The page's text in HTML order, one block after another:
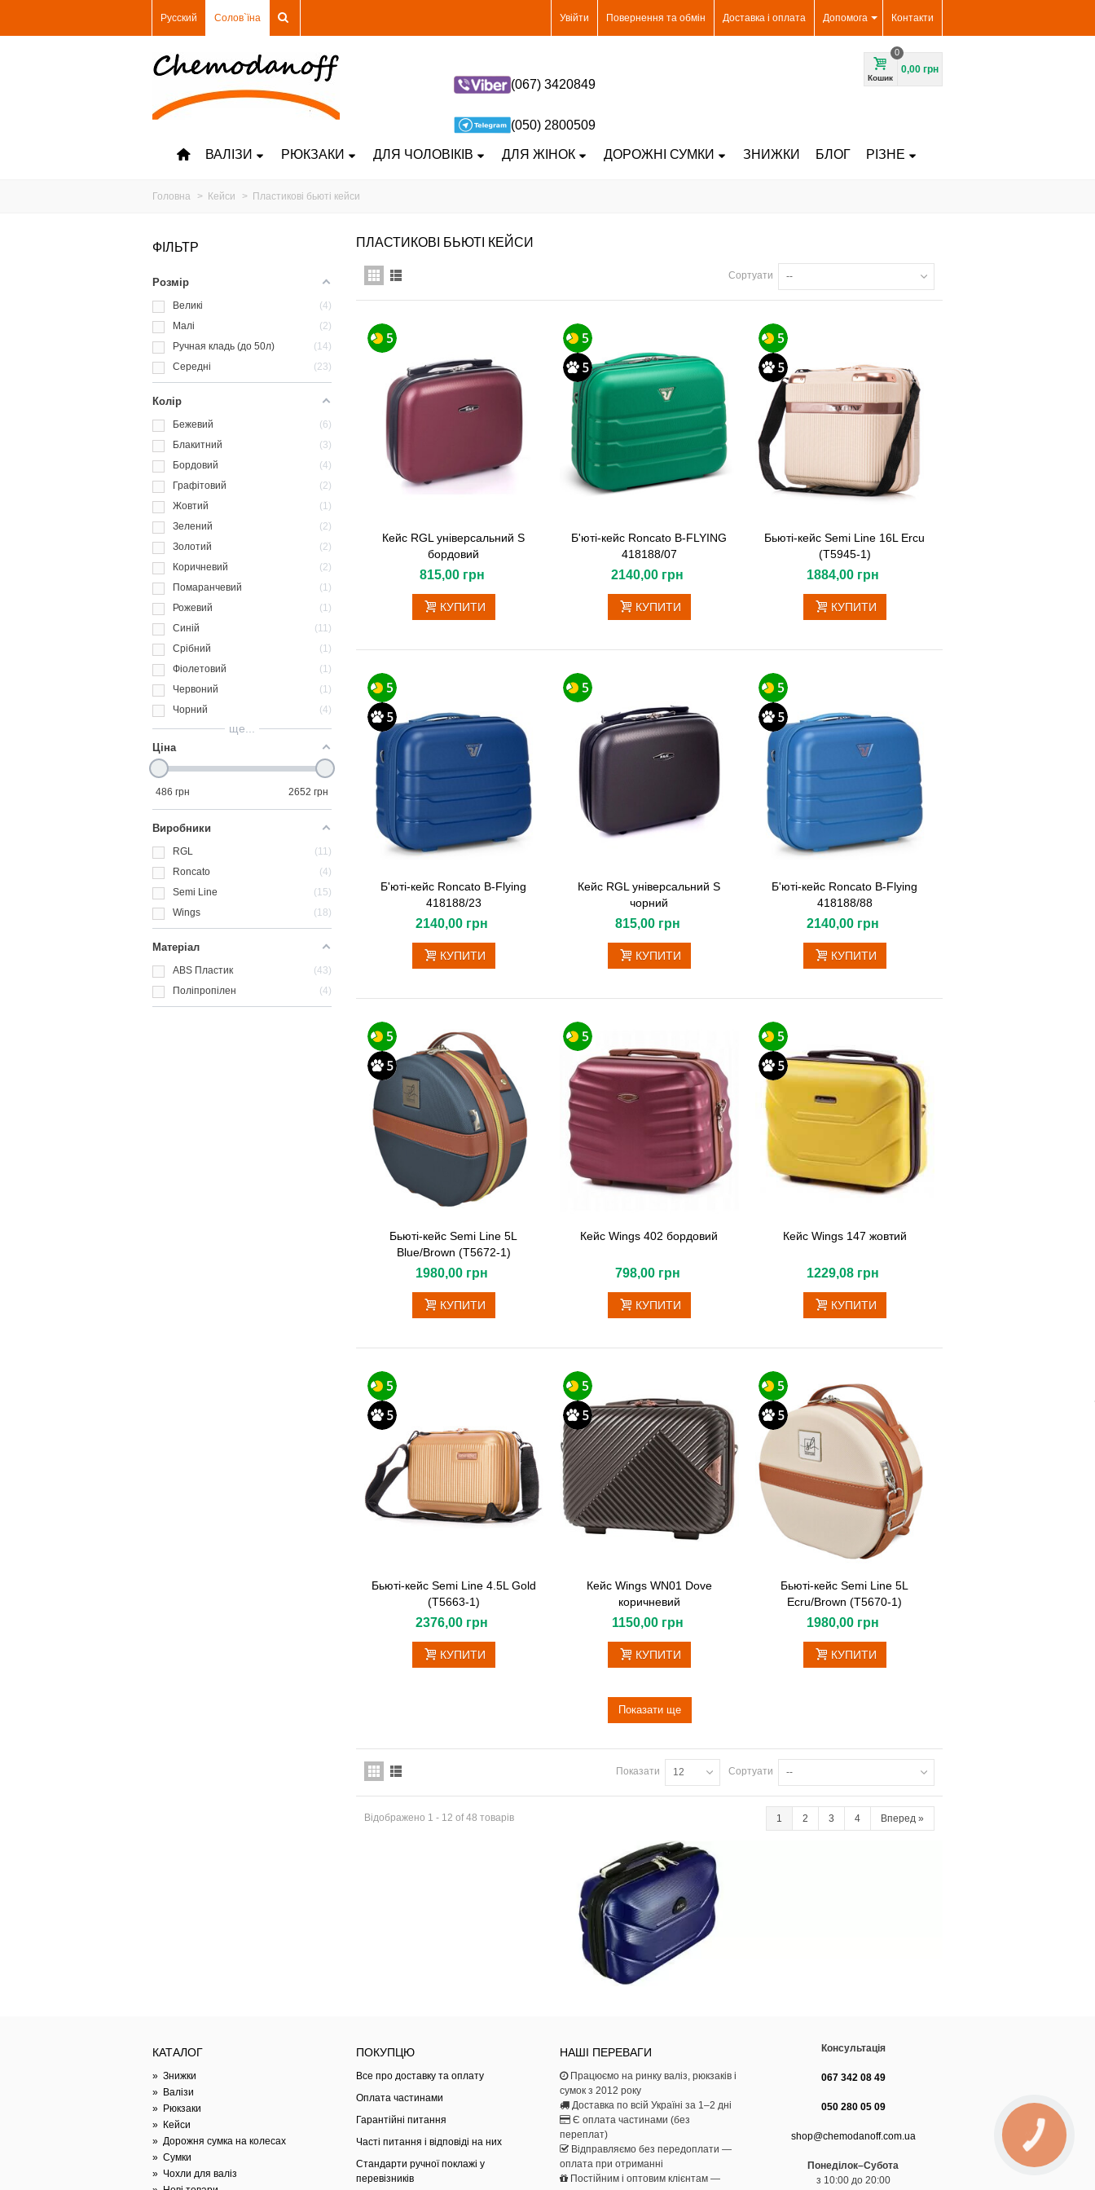
Контакти
Допомога
Доставка і оплата
Повернення та обмін
Увійти
Русский Солов`їна
(067) 3420849
(050) 2800509
Кошик
0
0,00 грн
ВАЛІЗИ РЮКЗАКИ ДЛЯ ЧОЛОВІКІВ ДЛЯ ЖІНОК ДОРОЖНІ СУМКИ ЗНИЖКИ БЛОГ РІЗНЕ
Головна > Кейси > Пластикові бьюті кейси
ФІЛЬТР
Розмір
Великі
4
Малі
2
Ручная кладь (до 50л)
14
Середні
23
Колір
Бежевий
6
Блакитний
3
Бордовий
4
Графітовий
2
Жовтий
1
Зелений
2
Золотий
2
Коричневий
2
Помаранчевий
1
Рожевий
1
Синій
11
Срібний
1
Фіолетовий
1
Червоний
1
Чорний
4
ще...
Ціна
486 грн 2652 грн
Виробники
RGL
11
Roncato
4
Semi Line
15
Wings
18
Матеріал
ABS Пластик
43
Поліпропілен
4
ПЛАСТИКОВІ БЬЮТІ КЕЙСИ
Сортуати --
Кейс RGL універсальний S
бордовий
815,00 грн
КУПИТИ
Б'юті-кейс Roncato B-FLYING
418188/07
2140,00 грн
КУПИТИ
Бьюті-кейс Semi Line 16L Ercu
(T5945-1)
1884,00 грн
КУПИТИ
Б'юті-кейс Roncato B-Flying
418188/23
2140,00 грн
КУПИТИ
Кейс RGL універсальний S
чорний
815,00 грн
КУПИТИ
Б'юті-кейс Roncato B-Flying
418188/88
2140,00 грн
КУПИТИ
Бьюті-кейс Semi Line 5L
Blue/Brown (T5672-1)
1980,00 грн
КУПИТИ
Кейс Wings 402 бордовий
798,00 грн
КУПИТИ
Кейс Wings 147 жовтий
1229,08 грн
КУПИТИ
Бьюті-кейс Semi Line 4.5L Gold
(T5663-1)
2376,00 грн
КУПИТИ
Кейс Wings WN01 Dove
коричневий
1150,00 грн
КУПИТИ
Бьюті-кейс Semi Line 5L
Ecru/Brown (T5670-1)
1980,00 грн
КУПИТИ
Показати ще
Сортуати --
Показати 12
1 2 3 4 Вперед »
Відображено 1 - 12 of 48 товарів
КАТАЛОГ
» Знижки
» Валізи
» Рюкзаки
» Кейси
» Дорожня сумка на колесах
» Сумки
» Чохли для валіз
ПОКУПЦЮ
Все про доставку та оплату
Оплата частинами
Гарантійні питання
Часті питання і відповіді на них
Стандарти ручної поклажі у
перевізників
НАШІ ПЕРЕВАГИ
Працюємо на ринку валіз, рюкзаків і
сумок з 2012 року
Доставка по всій Україні за 1–2 дні
Є оплата частинами (без
переплат)
Відправляємо без передоплати —
оплата при отриманні
Постійним і оптовим клієнтам —
Консультація
067 342 08 49
050 280 05 09
shop@chemodanoff.com.ua
Понеділок–Субота
з 10:00 до 20:00